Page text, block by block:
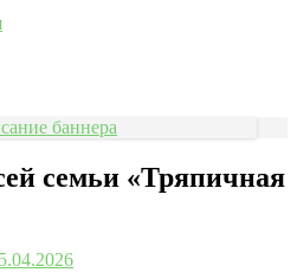
семьи «Тряпичная